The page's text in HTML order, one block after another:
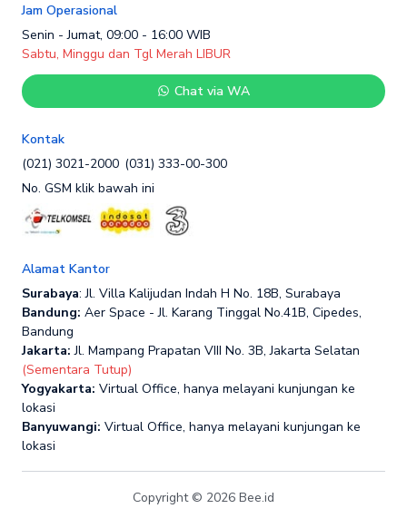
Jam Operasional
Senin - Jumat, 09:00 - 16:00 WIB
Sabtu, Minggu dan Tgl Merah LIBUR
Chat via WA
Kontak
(021) 3021-2000 (031) 333-00-300
No. GSM klik bawah ini
Alamat Kantor
Surabaya: Jl. Villa Kalijudan Indah H No. 18B, Surabaya
Bandung: Aer Space - Jl. Karang Tinggal No.41B, Cipedes,
Bandung
Jakarta: Jl. Mampang Prapatan VIII No. 3B, Jakarta Selatan
(Sementara Tutup)
Yogyakarta: Virtual Office, hanya melayani kunjungan ke
lokasi
Banyuwangi: Virtual Office, hanya melayani kunjungan ke
lokasi
Copyright © 2026 Bee.id